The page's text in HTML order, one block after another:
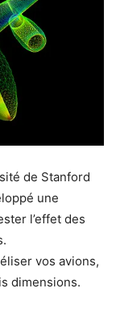
de Stanford
une
l’effet des
vos avions,
dimensions.